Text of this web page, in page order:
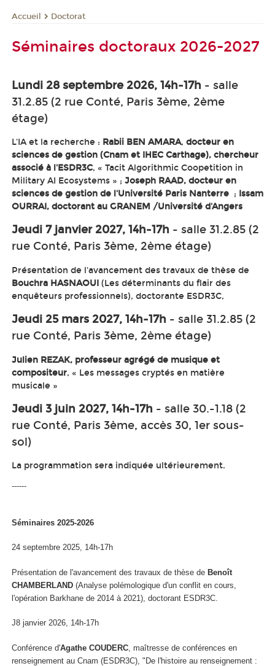
Accueil Doctorat
Séminaires doctoraux 2026-2027
Lundi 28 septembre 2026, 14h-17h - salle
31.2.85 (2 rue Conté, Paris 3ème, 2ème
étage)
L'IA et la recherche : Rabii BEN AMARA, docteur en
sciences de gestion (Cnam et IHEC Carthage), chercheur
associé à l'ESDR3C, « Tacit Algorithmic Coopetition in
Military AI Ecosystems » ; Joseph RAAD, docteur en
sciences de gestion de l'Université Paris Nanterre ; Issam
OURRAI, doctorant au GRANEM /Université d'Angers
Jeudi 7 janvier 2027, 14h-17h - salle 31.2.85 (2
rue Conté, Paris 3ème, 2ème étage)
Présentation de l'avancement des travaux de thèse de
Bouchra HASNAOUI (Les déterminants du flair des
enquêteurs professionnels), doctorante ESDR3C,
Jeudi 25 mars 2027, 14h-17h - salle 31.2.85 (2
rue Conté, Paris 3ème, 2ème étage)
Julien REZAK, professeur agrégé de musique et
compositeur, « Les messages cryptés en matière
musicale »
Jeudi 3 juin 2027, 14h-17h - salle 30.-1.18 (2
rue Conté, Paris 3ème, accès 30, 1er sous-
sol)
La programmation sera indiquée ultérieurement.
------
Séminaires 2025-2026
24 septembre 2025, 14h-17h
Présentation de l'avancement des travaux de thèse de Benoît
CHAMBERLAND (Analyse polémologique d'un conflit en cours,
l'opération Barkhane de 2014 à 2021), doctorant ESDR3C.
J8 janvier 2026, 14h-17h
Conférence d'Agathe COUDERC , maîtresse de conférences en
renseignement au Cnam (ESDR3C), "De l'histoire au renseignement :